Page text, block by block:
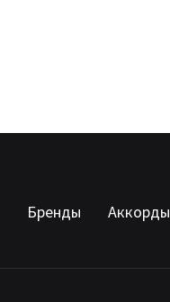
Бренды Аккорды